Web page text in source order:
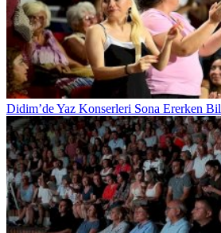
Didim’de Yaz Konserleri Sona Ererken